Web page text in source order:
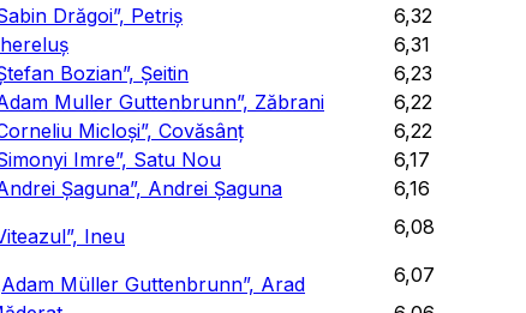
Drăgoi”, Petriș 6,32
6,31
Bozian”, Șeitin 6,23
Muller Guttenbrunn”, Zăbrani 6,22
Micloși”, Covăsânț 6,22
Imre”, Satu Nou 6,17
Șaguna”, Andrei Șaguna 6,16
Ineu 6,08
Müller Guttenbrunn”, Arad 6,07